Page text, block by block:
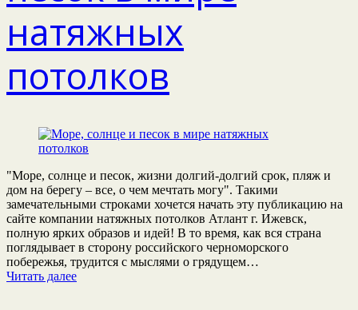
натяжных
потолков
"Море, солнце и песок, жизни долгий-долгий срок, пляж и
дом на берегу – все, о чем мечтать могу". Такими
замечательными строками хочется начать эту публикацию на
сайте компании натяжных потолков Атлант г. Ижевск,
полную ярких образов и идей! В то время, как вся страна
поглядывает в сторону российского черноморского
побережья, трудится с мыслями о грядущем…
Читать далее